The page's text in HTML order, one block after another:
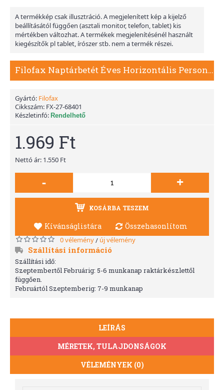
A termékkép csak illusztráció. A megjelenített kép a kijelző
beállításától függően (asztali monitor, telefon, tablet) kis
mértékben változhat. A termékek megjelenítésénél használt
kiegészítők pl tablet, írószer stb. nem a termék részei.
Filofax Naptárbetét Éves Horizontális Personal Fehér 2027
Gyártó: Filofax
Cikkszám: FX-27-68401
Készletinfó: Rendelhető
1.969 Ft
Nettó ár: 1.550 Ft
- +
KOSÁRBA TESZEM
Kívánságlistára Összehasonlítom
0 vélemény/ új vélemény
Szállítási információ
Szállítási idő:
Szeptembertől Februárig: 5-6 munkanap raktárkészlettől
függően.
Februártól Szeptemberig: 7-9 munkanap
LEÍRÁS
MÉRETEK, TULAJDONSÁGOK
VÉLEMÉNYEK (0)